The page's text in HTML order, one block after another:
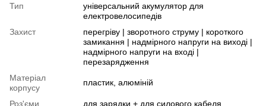
Тип
універсальний акумулятор для
електровелосипедів
Захист
перегріву | зворотного струму | короткого
замикання | надмірного напруги на виході |
надмірного напруги на вході |
перезарядження
Матеріал
корпусу
пластик, алюміній
Роз'єми
для зарядки + для силового кабеля